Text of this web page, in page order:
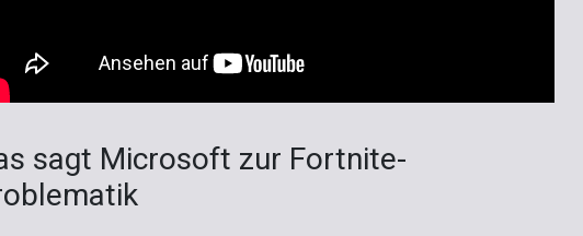
sagt Microsoft zur Fortnite-